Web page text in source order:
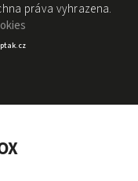
práva vyhrazena.